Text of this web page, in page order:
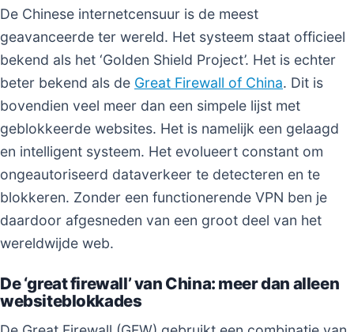
De Chinese internetcensuur is de meest
geavanceerde ter wereld. Het systeem staat officieel
bekend als het ‘Golden Shield Project’. Het is echter
beter bekend als de Great Firewall of China. Dit is
bovendien veel meer dan een simpele lijst met
geblokkeerde websites. Het is namelijk een gelaagd
en intelligent systeem. Het evolueert constant om
ongeautoriseerd dataverkeer te detecteren en te
blokkeren. Zonder een functionerende VPN ben je
daardoor afgesneden van een groot deel van het
wereldwijde web.
De ‘great firewall’ van China: meer dan alleen
websiteblokkades